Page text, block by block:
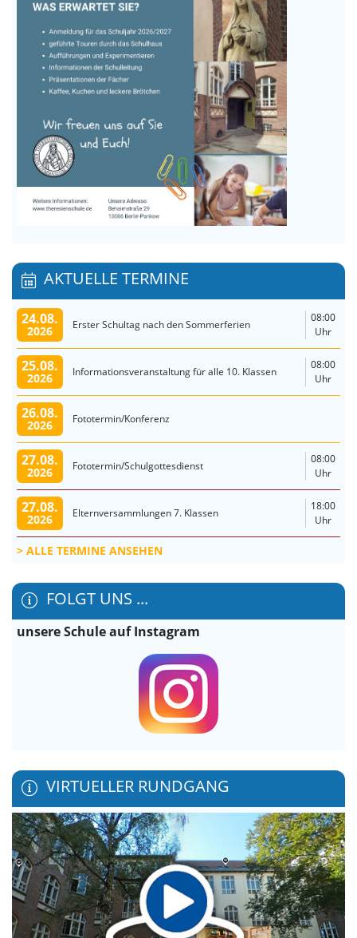
AKTUELLE TERMINE
24.08.
2026 Erster Schultag nach den Sommerferien
08:00
Uhr
25.08.
2026 Informationsveranstaltung für alle 10. Klassen
08:00
Uhr
26.08.
2026 Fototermin/Konferenz
27.08.
2026 Fototermin/Schulgottesdienst
08:00
Uhr
27.08.
2026 Elternversammlungen 7. Klassen
18:00
Uhr
ALLE TERMINE ANSEHEN
FOLGT UNS ...
unsere Schule auf Instagram
VIRTUELLER RUNDGANG